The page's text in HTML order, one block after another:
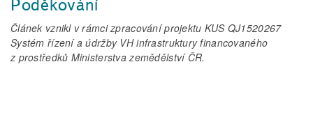
Poděkování
Článek vznikl v rámci zpracování projektu KUS QJ1520267
Systém řízení a údržby VH infrastruktury financovaného
z prostředků Ministerstva zemědělství ČR.